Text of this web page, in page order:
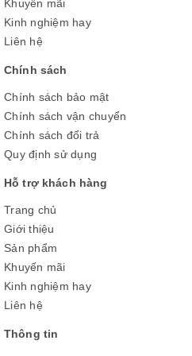
-S-Master Digital Amplifier
được những âm thanh lan tỏa và
inch.
Khuyến mãi
Kinh nghiệm hay
Liên hệ
Chính sách
Chính sách bảo mật
Chính sách vận chuyển
Chính sách đổi trả
Quy định sử dụng
Hỗ trợ khách hàng
Trang chủ
Giới thiệu
Sản phẩm
Khuyến mãi
Kinh nghiệm hay
Liên hệ
Thông tin